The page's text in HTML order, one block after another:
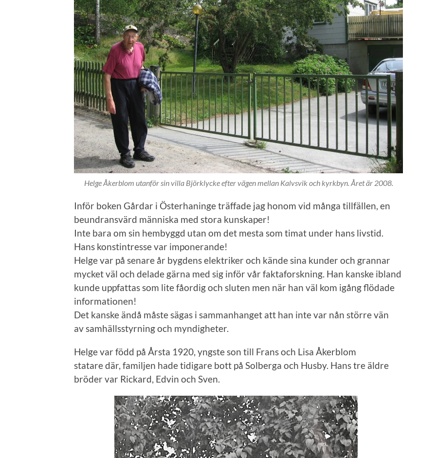
Helge Åkerblom utanför sin villa Björklycke efter vägen mellan Kalvsvik och kyrkbyn. Året är 2008.
Inför boken Gårdar i Österhaninge träffade jag honom vid många tillfällen, en
beundransvärd människa med stora kunskaper!
Inte bara om sin hembyggd utan om det mesta som timat under hans livstid.
Hans konstintresse var imponerande!
Helge var på senare år bygdens elektriker och kände sina kunder och grannar
mycket väl och delade gärna med sig inför vår faktaforskning. Han kanske ibland
kunde uppfattas som lite fåordig och sluten men när han väl kom igång flödade
informationen!
Det kanske ändå måste sägas i sammanhanget att han inte var nån större vän
av samhällsstyrning och myndigheter.
Helge var född på Årsta 1920, yngste son till Frans och Lisa Åkerblom
statare där, familjen hade tidigare bott på Solberga och Husby. Hans tre äldre
bröder var Rickard, Edvin och Sven.